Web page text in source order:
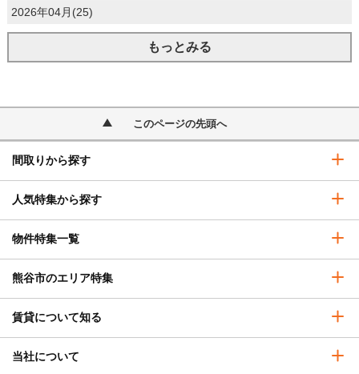
2026年04月(25)
もっとみる
このページの先頭へ
間取りから探す
人気特集から探す
物件特集一覧
熊谷市のエリア特集
賃貸について知る
当社について